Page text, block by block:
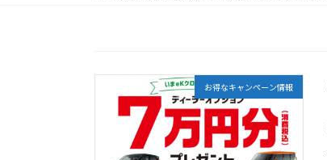
お得なキャンペーン情報